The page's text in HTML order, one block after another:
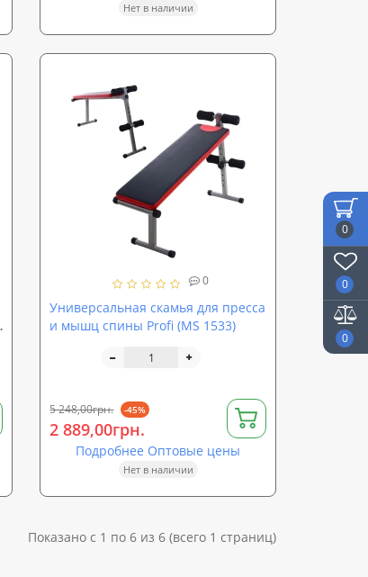
0
0
0
Нет в наличии
0
Универсальная скамья для пресса
и мышц спины Profi (MS 1533)
5 248,00грн. -45%
2 889,00грн.
Подробнее Оптовые цены
Нет в наличии
Показано с 1 по 6 из 6 (всего 1 страниц)